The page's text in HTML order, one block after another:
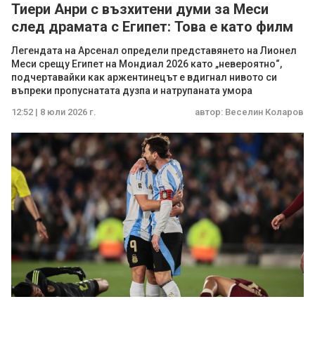
Тиери Анри с възхитени думи за Меси
след драмата с Египет: Това е като филм
Легендата на Арсенал определи представянето на Лионел
Меси срещу Египет на Мондиал 2026 като „невероятно“,
подчертавайки как аржентинецът е вдигнал нивото си
въпреки пропуснатата дузпа и натрупаната умора
12:52 | 8 юли 2026 г. автор: Веселин Коларов